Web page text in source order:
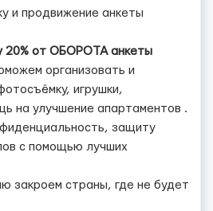
и продвижение анкеты
20% от ОБОРОТА анкеты
организовать и
игрушки,
на улучшение апартаментов .
защиту
с помощью лучших
закроем страны, где не будет